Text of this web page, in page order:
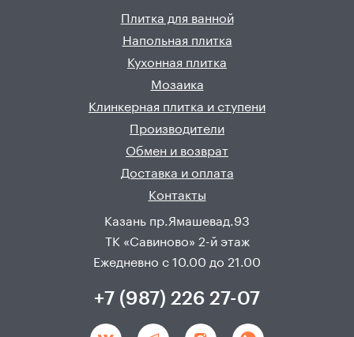
Плитка для ванной
Напольная плитка
Кухонная плитка
Мозаика
Клинкерная плитка и ступени
Производители
Обмен и возврат
Доставка и оплата
Контакты
Казань пр.Ямашевад.93
ТК «Савиново» 2-й этаж
Ежедневно с 10.00 до 21.00
+7 (987) 226 27-07